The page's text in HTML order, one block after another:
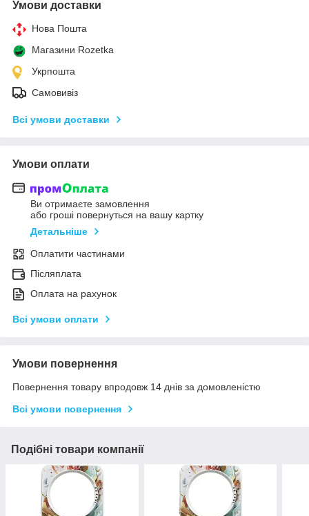
Умови доставки
Нова Пошта
Магазини Rozetka
Укрпошта
Самовивіз
Всі умови доставки
Умови оплати
Ви отримаєте замовлення
або гроші повернуться на вашу картку
Детальніше
Оплатити частинами
Післяплата
Оплата на рахунок
Всі умови оплати
Умови повернення
Повернення товару впродовж 14 днів за домовленістю
Всі умови повернення
Подібні товари компанії